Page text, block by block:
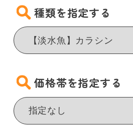
種類を指定する
価格帯を指定する